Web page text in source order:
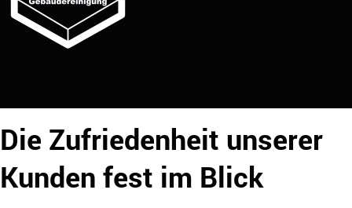
Die Zufriedenheit unserer
Kunden fest im Blick